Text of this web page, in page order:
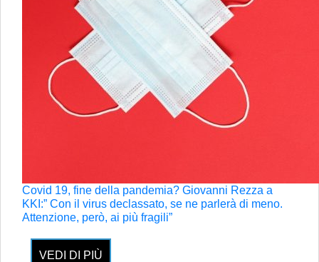
Covid 19, fine della pandemia? Giovanni Rezza a
KKI:” Con il virus declassato, se ne parlerà di meno.
Attenzione, però, ai più fragili”
VEDI DI PIÙ